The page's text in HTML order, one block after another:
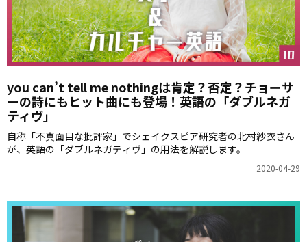
you can’t tell me nothingは肯定？否定？チョーサ
ーの詩にもヒット曲にも登場！英語の「ダブルネガ
ティヴ」
自称「不真面目な批評家」でシェイクスピア研究者の北村紗衣さん
が、英語の「ダブルネガティヴ」の用法を解説します。
2020-04-29